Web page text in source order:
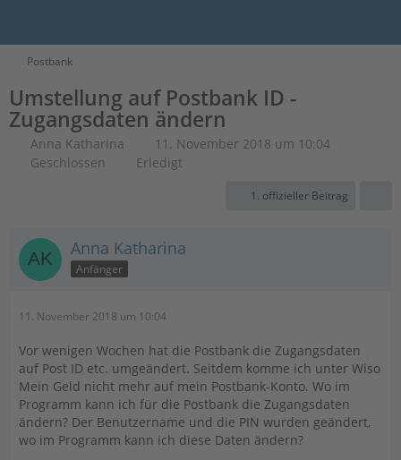
Postbank
Umstellung auf Postbank ID -
Zugangsdaten ändern
Anna Katharina
11. November 2018 um 10:04
Geschlossen
Erledigt
1. offizieller Beitrag
Anna Katharina
Anfänger
11. November 2018 um 10:04
Vor wenigen Wochen hat die Postbank die Zugangsdaten
auf Post ID etc. umgeändert. Seitdem komme ich unter Wiso
Mein Geld nicht mehr auf mein Postbank-Konto. Wo im
Programm kann ich für die Postbank die Zugangsdaten
ändern? Der Benutzername und die PIN wurden geändert,
wo im Programm kann ich diese Daten ändern?